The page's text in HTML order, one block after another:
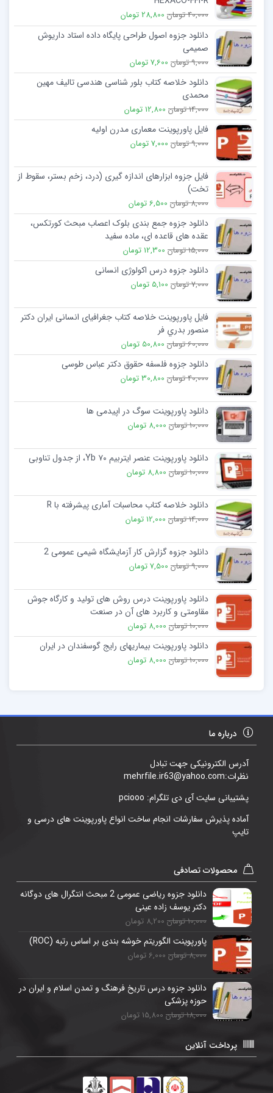
40,000 تومان 28,800 تومان
دانلود جزوه اصول طراحی پایگاه داده استاد داریوش
صمیمی
9,000 تومان 7,600 تومان
دانلود خلاصه کتاب بلور شناسی هندسی تاليف مهين
محمدی
14,000 تومان 12,800 تومان
فایل پاورپوینت معماری مدرن اولیه
9,000 تومان 7,000 تومان
فایل جزوه ابزارهای اندازه گیری (درد، زخم بستر، سقوط از
تخت)
8,000 تومان 6,500 تومان
دانلود جزوه جمع بندی بلوک اعصاب مبحث کورتکس،
عقده های قاعده ای، ماده سفید
15,000 تومان 12,300 تومان
دانلود جزوه درس اکولوژی انسانی
7,000 تومان 5,100 تومان
فایل پاورپوینت خلاصه کتاب جغرافیای انسانی ایران دكتر
منصور بدري فر
60,000 تومان 50,800 تومان
دانلود جزوه فلسفه حقوق دکتر عباس طوسی
40,000 تومان 30,800 تومان
دانلود پاورپوینت سوگ در اپیدمی ها
10,000 تومان 8,000 تومان
دانلود پاورپوینت عنصر ایتربیم Yb ۷۰، از جدول تناوبی
10,000 تومان 8,800 تومان
دانلود خلاصه کتاب محاسبات آماری پیشرفته با R
14,000 تومان 12,000 تومان
دانلود جزوه گزارش کار آزمایشگاه شیمی عمومی 2
9,000 تومان 7,500 تومان
دانلود پاورپوینت درس روش های تولید و کارگاه جوش
مقاومتی و کاربرد های آن در صنعت
10,000 تومان 8,000 تومان
دانلود پاورپوینت بیماریهای رایج گوسفندان در ایران
10,000 تومان 8,000 تومان
درباره ما
آدرس الکترونیکی جهت تبادل
نظرات:mehrfile.ir63@yahoo.com
پشتیبانی سایت آی دی تلگرام: pciooo
آماده پذیرش سفارشات انجام ساخت انواع پاورپوینت های درسی و
تایپ
محصولات تصادفی
دانلود جزوه ریاضی عمومی 2 مبحث انتگرال ھای دوگانه
دکتر یوسف زاده عینی
10,000 تومان 8,200 تومان
پاورپوینت الگوریتم خوشه بندی بر اساس رتبه (ROC)
8,000 تومان 6,000 تومان
دانلود جزوه درس تاریخ فرهنگ و تمدن اسلام و ایران در
حوزه پزشکی
18,000 تومان 15,800 تومان
پرداخت آنلاین